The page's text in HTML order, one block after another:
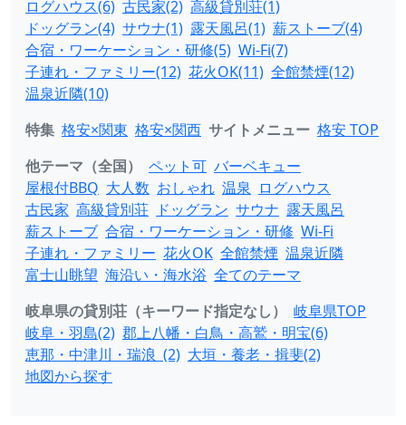
ログハウス(6) 古民家(2) 高級貸別荘(1)
ドッグラン(4) サウナ(1) 露天風呂(1) 薪ストーブ(4)
合宿・ワーケーション・研修(5) Wi-Fi(7)
子連れ・ファミリー(12) 花火OK(11) 全館禁煙(12)
温泉近隣(10)
特集 格安×関東 格安×関西 サイトメニュー 格安 TOP
他テーマ（全国）
ペット可 バーベキュー
屋根付BBQ 大人数 おしゃれ 温泉 ログハウス
古民家 高級貸別荘 ドッグラン サウナ 露天風呂
薪ストーブ 合宿・ワーケーション・研修 Wi-Fi
子連れ・ファミリー 花火OK 全館禁煙 温泉近隣
富士山眺望 海沿い・海水浴 全てのテーマ
岐阜県の貸別荘（キーワード指定なし）
岐阜県TOP
岐阜・羽島(2) 郡上八幡・白鳥・高鷲・明宝(6)
恵那・中津川・瑞浪 (2) 大垣・養老・揖斐(2)
地図から探す